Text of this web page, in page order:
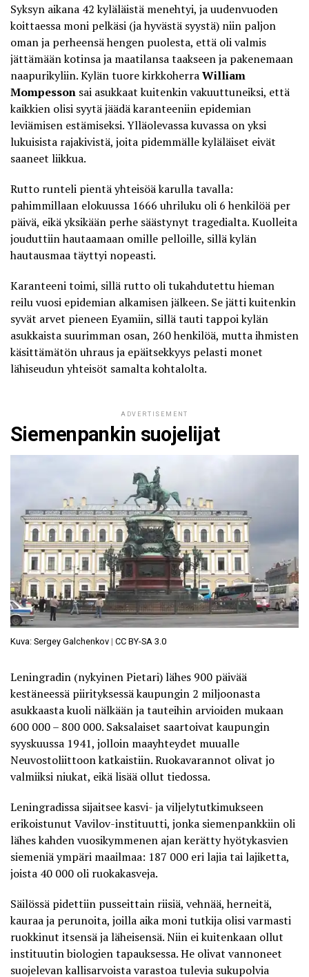
Syksyn aikana 42 kyläläistä menehtyi, ja uudenvuoden
koittaessa moni pelkäsi (ja hyvästä syystä) niin paljon
oman ja perheensä hengen puolesta, että oli valmis
jättämään kotinsa ja maatilansa taakseen ja pakenemaan
naapurikyliin. Kylän tuore kirkkoherraWilliam
Mompesson sai asukkaat kuitenkin vakuuttuneiksi, että
kaikkien olisi syytä jäädä karanteeniin epidemian
leviämisen estämiseksi. Ylläolevassa kuvassa on yksi
lukuisista rajakivistä, joita pidemmälle kyläläiset eivät
saaneet liikkua.
Rutto runteli pientä yhteisöä karulla tavalla:
pahimmillaan elokuussa 1666 uhriluku oli 6 henkilöä per
päivä, eikä yksikään perhe säästynyt tragedialta. Kuolleita
jouduttiin hautaamaan omille pelloille, sillä kylän
hautausmaa täyttyi nopeasti.
Karanteeni toimi, sillä rutto oli tukahdutettu hieman
reilu vuosi epidemian alkamisen jälkeen. Se jätti kuitenkin
syvät arvet pieneen Eyamiin, sillä tauti tappoi kylän
asukkaista suurimman osan, 260 henkilöä, mutta ihmisten
käsittämätön uhraus ja epäitsekkyys pelasti monet
lähiseudun yhteisöt samalta kohtalolta.
ADVERTISEMENT
Siemenpankin suojelijat
Kuva: Sergey Galchenkov | CC BY-SA 3.0
Leningradin (nykyinen Pietari) lähes 900 päivää
kestäneessä piirityksessä kaupungin 2 miljoonasta
asukkaasta kuoli nälkään ja tauteihin arvioiden mukaan
600 000 – 800 000. Saksalaiset saartoivat kaupungin
syyskuussa 1941, jolloin maayhteydet muualle
Neuvostoliittoon katkaistiin. Ruokavarannot olivat jo
valmiiksi niukat, eikä lisää ollut tiedossa.
Leningradissa sijaitsee kasvi- ja viljelytutkimukseen
erikoistunut Vavilov-instituutti, jonka siemenpankkiin oli
lähes kahden vuosikymmenen ajan kerätty hyötykasvien
siemeniä ympäri maailmaa: 187 000 eri lajia tai lajiketta,
joista 40 000 oli ruokakasveja.
Säilössä pidettiin pusseittain riisiä, vehnää, herneitä,
kauraa ja perunoita, joilla aika moni tutkija olisi varmasti
ruokkinut itsensä ja läheisensä. Niin ei kuitenkaan ollut
instituutin biologien tapauksessa. He olivat vannoneet
suojelevan kallisarvoista varastoa tulevia sukupolvia